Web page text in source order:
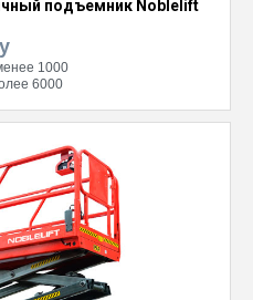
подъемник Noblelift
1000
6000